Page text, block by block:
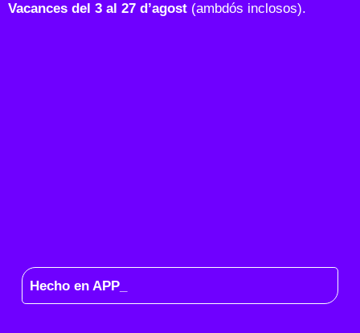
Vacances del 3 al 27 d’agost (ambdós inclosos).
Hecho en APP_